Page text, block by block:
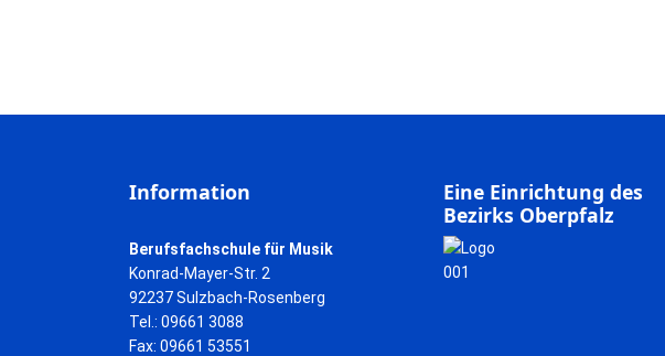
Information
Berufsfachschule für Musik
Konrad-Mayer-Str. 2
92237 Sulzbach-Rosenberg
Tel.: 09661 3088
Fax: 09661 53551
Eine Einrichtung des
Bezirks Oberpfalz